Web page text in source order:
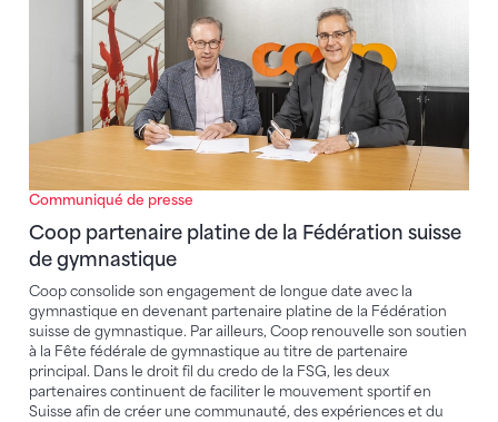
Communiqué de presse
Coop partenaire platine de la Fédération suisse
de gymnastique
Coop consolide son engagement de longue date avec la
gymnastique en devenant partenaire platine de la Fédération
suisse de gymnastique. Par ailleurs, Coop renouvelle son soutien
à la Fête fédérale de gymnastique au titre de partenaire
principal. Dans le droit fil du credo de la FSG, les deux
partenaires continuent de faciliter le mouvement sportif en
Suisse afin de créer une communauté, des expériences et du